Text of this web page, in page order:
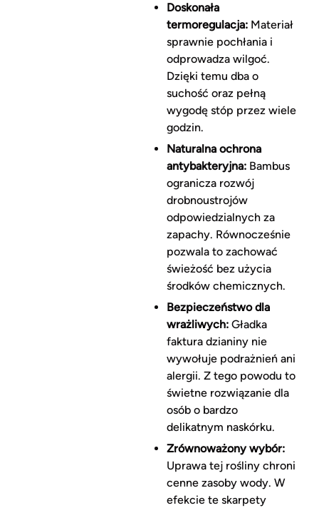
Doskonała
termoregulacja:Materiał
sprawnie pochłania i
odprowadza wilgoć.
Dzięki temu dba o
suchość oraz pełną
wygodę stóp przez wiele
godzin.
Naturalna ochrona
antybakteryjna:Bambus
ogranicza rozwój
drobnoustrojów
odpowiedzialnych za
zapachy. Równocześnie
pozwala to zachować
świeżość bez użycia
środków chemicznych.
Bezpieczeństwo dla
wrażliwych:Gładka
faktura dzianiny nie
wywołuje podrażnień ani
alergii. Z tego powodu to
świetne rozwiązanie dla
osób o bardzo
delikatnym naskórku.
Zrównoważony wybór:
Uprawa tej rośliny chroni
cenne zasoby wody. W
efekcie te skarpety